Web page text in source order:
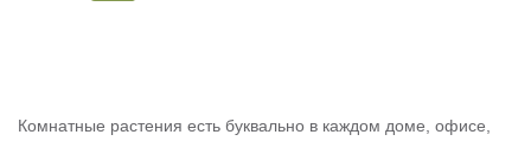
Комнатные растения есть буквально в каждом доме, офисе,